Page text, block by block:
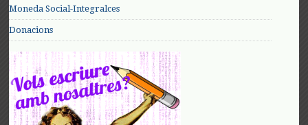
Moneda Social-Integralces
Donacions